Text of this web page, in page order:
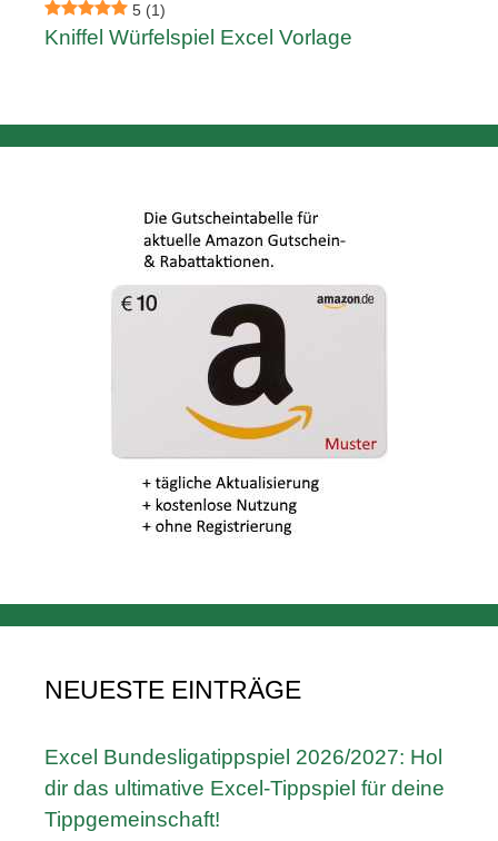
5 (1)
Kniffel Würfelspiel Excel Vorlage
NEUESTE EINTRÄGE
Excel Bundesligatippspiel 2026/2027: Hol
dir das ultimative Excel-Tippspiel für deine
Tippgemeinschaft!